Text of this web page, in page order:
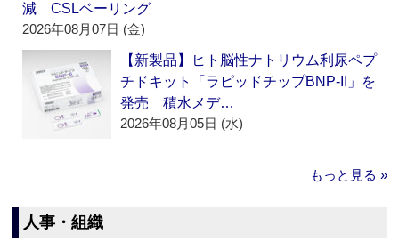
減 CSLベーリング
2026年08月07日 (金)
【新製品】ヒト脳性ナトリウム利尿ペプ
チドキット「ラピッドチップBNP-II」を
発売 積水メデ…
2026年08月05日 (水)
もっと見る »
人事・組織